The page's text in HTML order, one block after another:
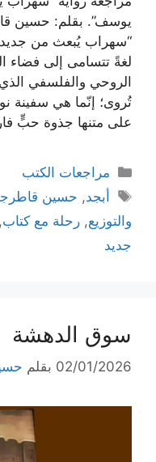
يوسف”. بقلم: حسين
“سهراب يُبعث من
لغةً تتسامى إلى فضاء
الروحي والفلسفي
تُروى؛ إنّما هي سفينة
على متنها جذوة حبٍّ
التصنيفات
مراجعات الكتب
الوسوم
أبجد, حسين
والتوزيع, رحلة مع كتاب,
جديد
سوق الدهشة
02/01/2026 بقلم